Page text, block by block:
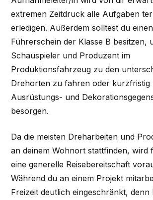
extremen Zeitdruck alle Aufgaben
erledigen. Außerdem solltest du
Führerschein der Klasse B besitzen,
Schauspieler und Produzent im
Produktionsfahrzeug zu den
Drehorten zu fahren oder kurzfristig
Ausrüstungs- und
besorgen.
Da die meisten Dreharbeiten und
an deinem Wohnort stattfinden, wird
eine generelle Reisebereitschaft
Während du an einem Projekt
Freizeit deutlich eingeschränkt, denn